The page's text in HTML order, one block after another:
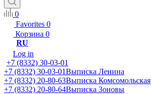
0
Favorites 0
Корзина 0
RU
Log in
+7 (8332) 30-03-01
+7 (8332) 30-03-01Выписка Ленина
+7 (8332) 20-80-63Выписка Комсомольская
+7 (8332) 20-80-64Выписка Зоновы